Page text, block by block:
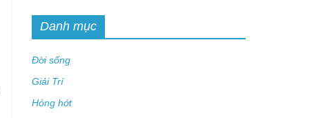
Danh mục
Đời sống
Giải Trí
Hóng hớt